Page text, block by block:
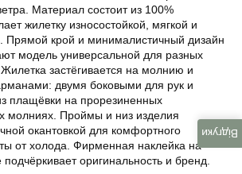
Материал состоит из 100%
жилетку износостойкой, мягкой и
Прямой крой и минималистичный дизайн
модель универсальной для разных
застёгивается на молнию и
двумя боковыми для рук и
плащёвки на прорезиненных
молниях. Проймы и низ изделия
окантовкой для комфортного
от холода. Фирменная наклейка на
оригинальность и бренд.
Відгуки